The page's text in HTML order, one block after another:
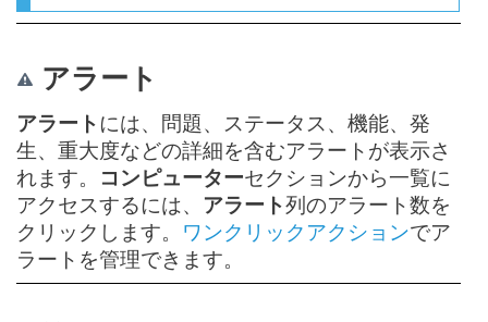
アラート
アラートには、問題、ステータス、機能、発
生、重大度などの詳細を含むアラートが表示さ
れます。 コンピューターセクションから一覧に
アクセスするには、 アラート列のアラート数を
クリックします。 ワンクリックアクションでア
ラートを管理できます。